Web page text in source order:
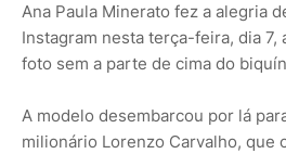
Ana Paula Minerato fez a alegria
Instagram nesta terça-feira, dia 7,
foto sem a parte de cima do
A modelo desembarcou por lá
milionário Lorenzo Carvalho, que